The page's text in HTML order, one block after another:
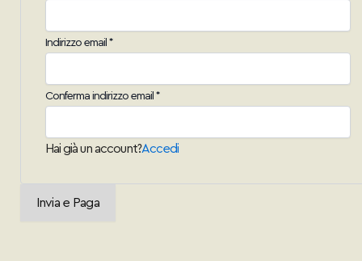
Indirizzo email *
Conferma indirizzo email *
Hai già un account?Accedi